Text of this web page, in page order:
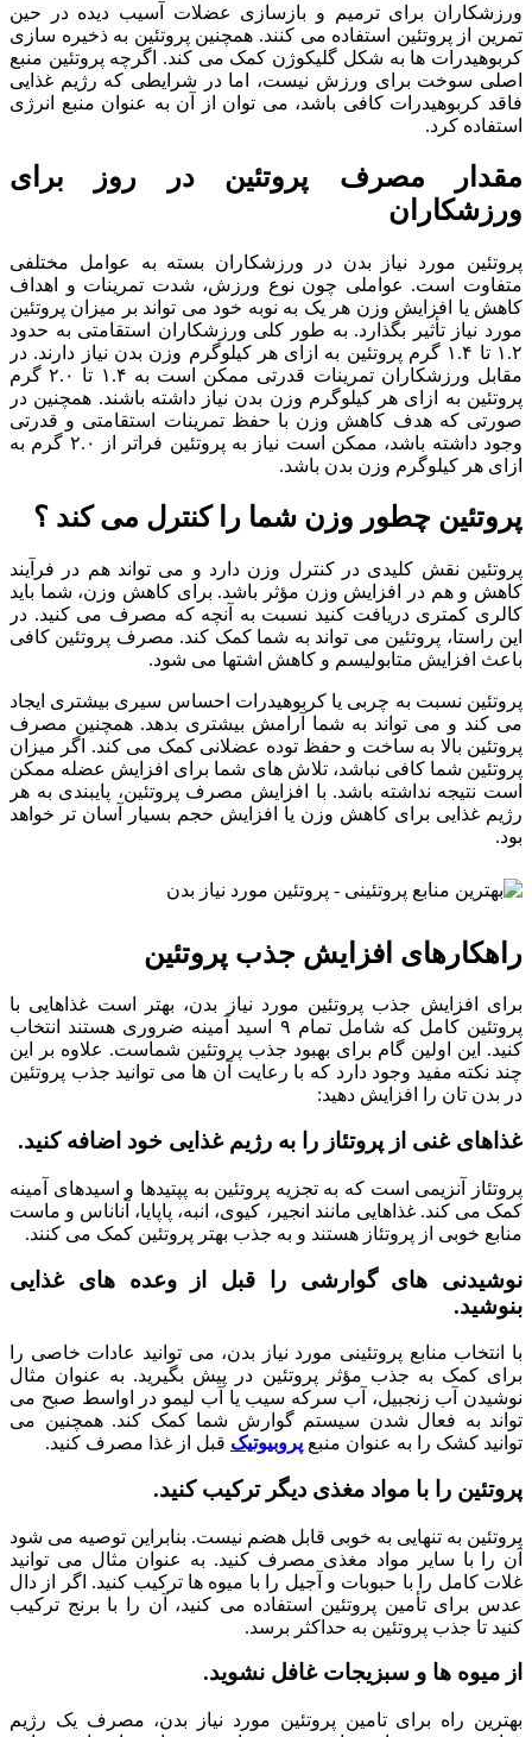
ورزشکاران برای ترمیم و بازسازی عضلات آسیب دیده در حین
تمرین از پروتئین استفاده می کنند. همچنین پروتئین به ذخیره سازی
کربوهیدرات ها به شکل گلیکوژن کمک می کند. اگرچه پروتئین منبع
اصلی سوخت برای ورزش نیست، اما در شرایطی که رژیم غذایی
فاقد کربوهیدرات کافی باشد، می توان از آن به عنوان منبع انرژی
استفاده کرد.
مقدار مصرف پروتئین در روز برای
ورزشکاران
پروتئین مورد نیاز بدن در ورزشکاران بسته به عوامل مختلفی
متفاوت است. عواملی چون نوع ورزش، شدت تمرینات و اهداف
کاهش یا افزایش وزن هر یک به نوبه خود می تواند بر میزان پروتئین
مورد نیاز تأثیر بگذارد. به طور کلی ورزشکاران استقامتی به حدود
۱.۲ تا ۱.۴ گرم پروتئین به ازای هر کیلوگرم وزن بدن نیاز دارند. در
مقابل ورزشکاران تمرینات قدرتی ممکن است به ۱.۴ تا ۲.۰ گرم
پروتئین به ازای هر کیلوگرم وزن بدن نیاز داشته باشند. همچنین در
صورتی که هدف کاهش وزن با حفظ تمرینات استقامتی و قدرتی
وجود داشته باشد، ممکن است نیاز به پروتئین فراتر از ۲.۰ گرم به
ازای هر کیلوگرم وزن بدن باشد.
پروتئین چطور وزن شما را کنترل می کند ؟
پروتئین نقش کلیدی در کنترل وزن دارد و می تواند هم در فرآیند
کاهش و هم در افزایش وزن مؤثر باشد. برای کاهش وزن، شما باید
کالری کمتری دریافت کنید نسبت به آنچه که مصرف می کنید. در
این راستا، پروتئین می تواند به شما کمک کند. مصرف پروتئین کافی
باعث افزایش متابولیسم و کاهش اشتها می شود.
پروتئین نسبت به چربی یا کربوهیدرات احساس سیری بیشتری ایجاد
می کند و می تواند به شما آرامش بیشتری بدهد. همچنین مصرف
پروتئین بالا به ساخت و حفظ توده عضلانی کمک می کند. اگر میزان
پروتئین شما کافی نباشد، تلاش های شما برای افزایش عضله ممکن
است نتیجه نداشته باشد. با افزایش مصرف پروتئین، پایبندی به هر
رژیم غذایی برای کاهش وزن یا افزایش حجم بسیار آسان تر خواهد
بود.
راهکارهای افزایش جذب پروتئین
برای افزایش جذب پروتئین مورد نیاز بدن، بهتر است غذاهایی با
پروتئین کامل که شامل تمام ۹ اسید آمینه ضروری هستند انتخاب
کنید. این اولین گام برای بهبود جذب پروتئین شماست. علاوه بر این
چند نکته مفید وجود دارد که با رعایت آن ها می توانید جذب پروتئین
در بدن تان را افزایش دهید:
غذاهای غنی از پروتئاز را به رژیم غذایی خود اضافه کنید.
پروتئاز آنزیمی است که به تجزیه پروتئین به پپتیدها و اسیدهای آمینه
کمک می کند. غذاهایی مانند انجیر، کیوی، انبه، پاپایا، آناناس و ماست
منابع خوبی از پروتئاز هستند و به جذب بهتر پروتئین کمک می کنند.
نوشیدنی های گوارشی را قبل از وعده های غذایی
بنوشید.
با انتخاب منابع پروتئینی مورد نیاز بدن، می توانید عادات خاصی را
برای کمک به جذب مؤثر پروتئین در پیش بگیرید. به عنوان مثال
نوشیدن آب زنجبیل، آب سرکه سیب یا آب لیمو در اواسط صبح می
تواند به فعال شدن سیستم گوارش شما کمک کند. همچنین می
توانید کشک را به عنوان منبع پروبیوتیک قبل از غذا مصرف کنید.
پروتئین را با مواد مغذی دیگر ترکیب کنید.
پروتئین به تنهایی به خوبی قابل هضم نیست. بنابراین توصیه می شود
آن را با سایر مواد مغذی مصرف کنید. به عنوان مثال می توانید
غلات کامل را با حبوبات و آجیل را با میوه ها ترکیب کنید. اگر از دال
عدس برای تأمین پروتئین استفاده می کنید، آن را با برنج ترکیب
کنید تا جذب پروتئین به حداکثر برسد.
از میوه ها و سبزیجات غافل نشوید.
بهترین راه برای تامین پروتئین مورد نیاز بدن، مصرف یک رژیم